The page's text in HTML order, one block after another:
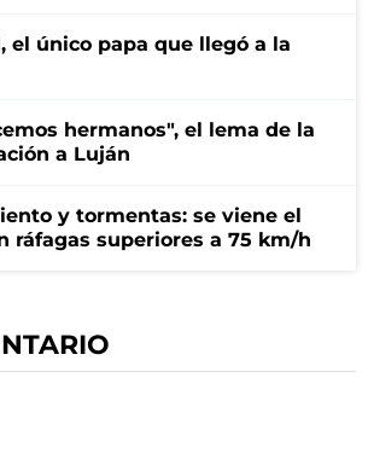
el único papa que llegó a la
hermanos", el lema de la
a Luján
y tormentas: se viene el
ráfagas superiores a 75 km/h